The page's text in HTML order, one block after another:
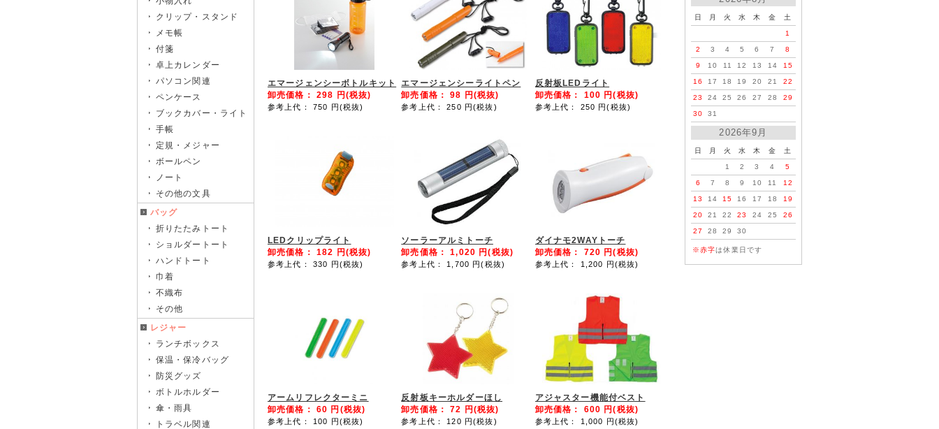
クリップ・スタンド
メモ帳
付箋
卓上カレンダー
パソコン関連
ペンケース
ブックカバー・ライト
手帳
定規・メジャー
ボールペン
ノート
その他の文具
バッグ
折りたたみトート
ショルダートート
ハンドトート
巾着
不織布
その他
レジャー
ランチボックス
保温・保冷バッグ
防災グッズ
ボトルホルダー
傘・雨具
トラベル関連
エマージェンシーボトルキット
卸売価格： 298 円(税抜)
参考上代： 750 円(税抜)
エマージェンシーライトペン
卸売価格： 98 円(税抜)
参考上代： 250 円(税抜)
反射板LEDライト
卸売価格： 100 円(税抜)
参考上代： 250 円(税抜)
LEDクリップライト
卸売価格： 182 円(税抜)
参考上代： 330 円(税抜)
ソーラーアルミトーチ
卸売価格： 1,020 円(税抜)
参考上代： 1,700 円(税抜)
ダイナモ2WAYトーチ
卸売価格： 720 円(税抜)
参考上代： 1,200 円(税抜)
アームリフレクターミニ
卸売価格： 60 円(税抜)
参考上代： 100 円(税抜)
反射板キーホルダーほし
卸売価格： 72 円(税抜)
参考上代： 120 円(税抜)
アジャスター機能付ベスト
卸売価格： 600 円(税抜)
参考上代： 1,000 円(税抜)
日 月 火 水 木 金 土
1
2 3 4 5 6 7 8
9 10 11 12 13 14 15
16 17 18 19 20 21 22
23 24 25 26 27 28 29
30 31
2026年9月
日 月 火 水 木 金 土
1 2 3 4 5
6 7 8 9 10 11 12
13 14 15 16 17 18 19
20 21 22 23 24 25 26
27 28 29 30
※赤字は休業日です